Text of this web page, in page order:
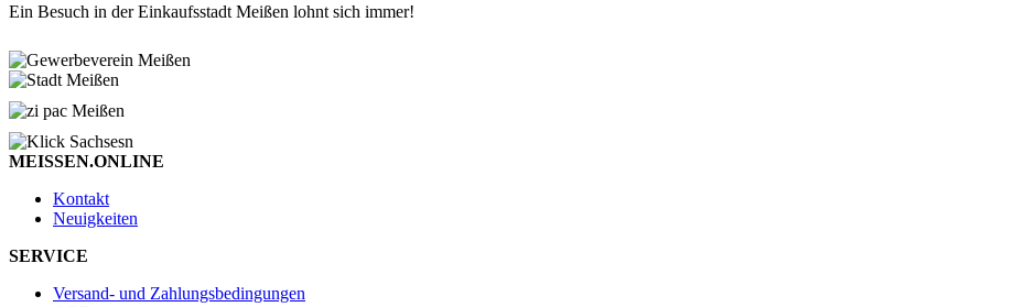
Ein Besuch in der Einkaufsstadt Meißen lohnt sich immer!
MEISSEN.ONLINE
Kontakt
Neuigkeiten
SERVICE
Versand- und Zahlungsbedingungen